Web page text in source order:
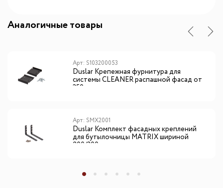
Аналогичные товары
Арт: S103200053
Duslar Крепежная фурнитура для
системы CLEANER распашной фасад от
350 мм, антрацит
Арт: SMX2001
Duslar Комплект фасадных креплений
для бутылочницы MATRIX шириной
200/300 мм, материал - сталь